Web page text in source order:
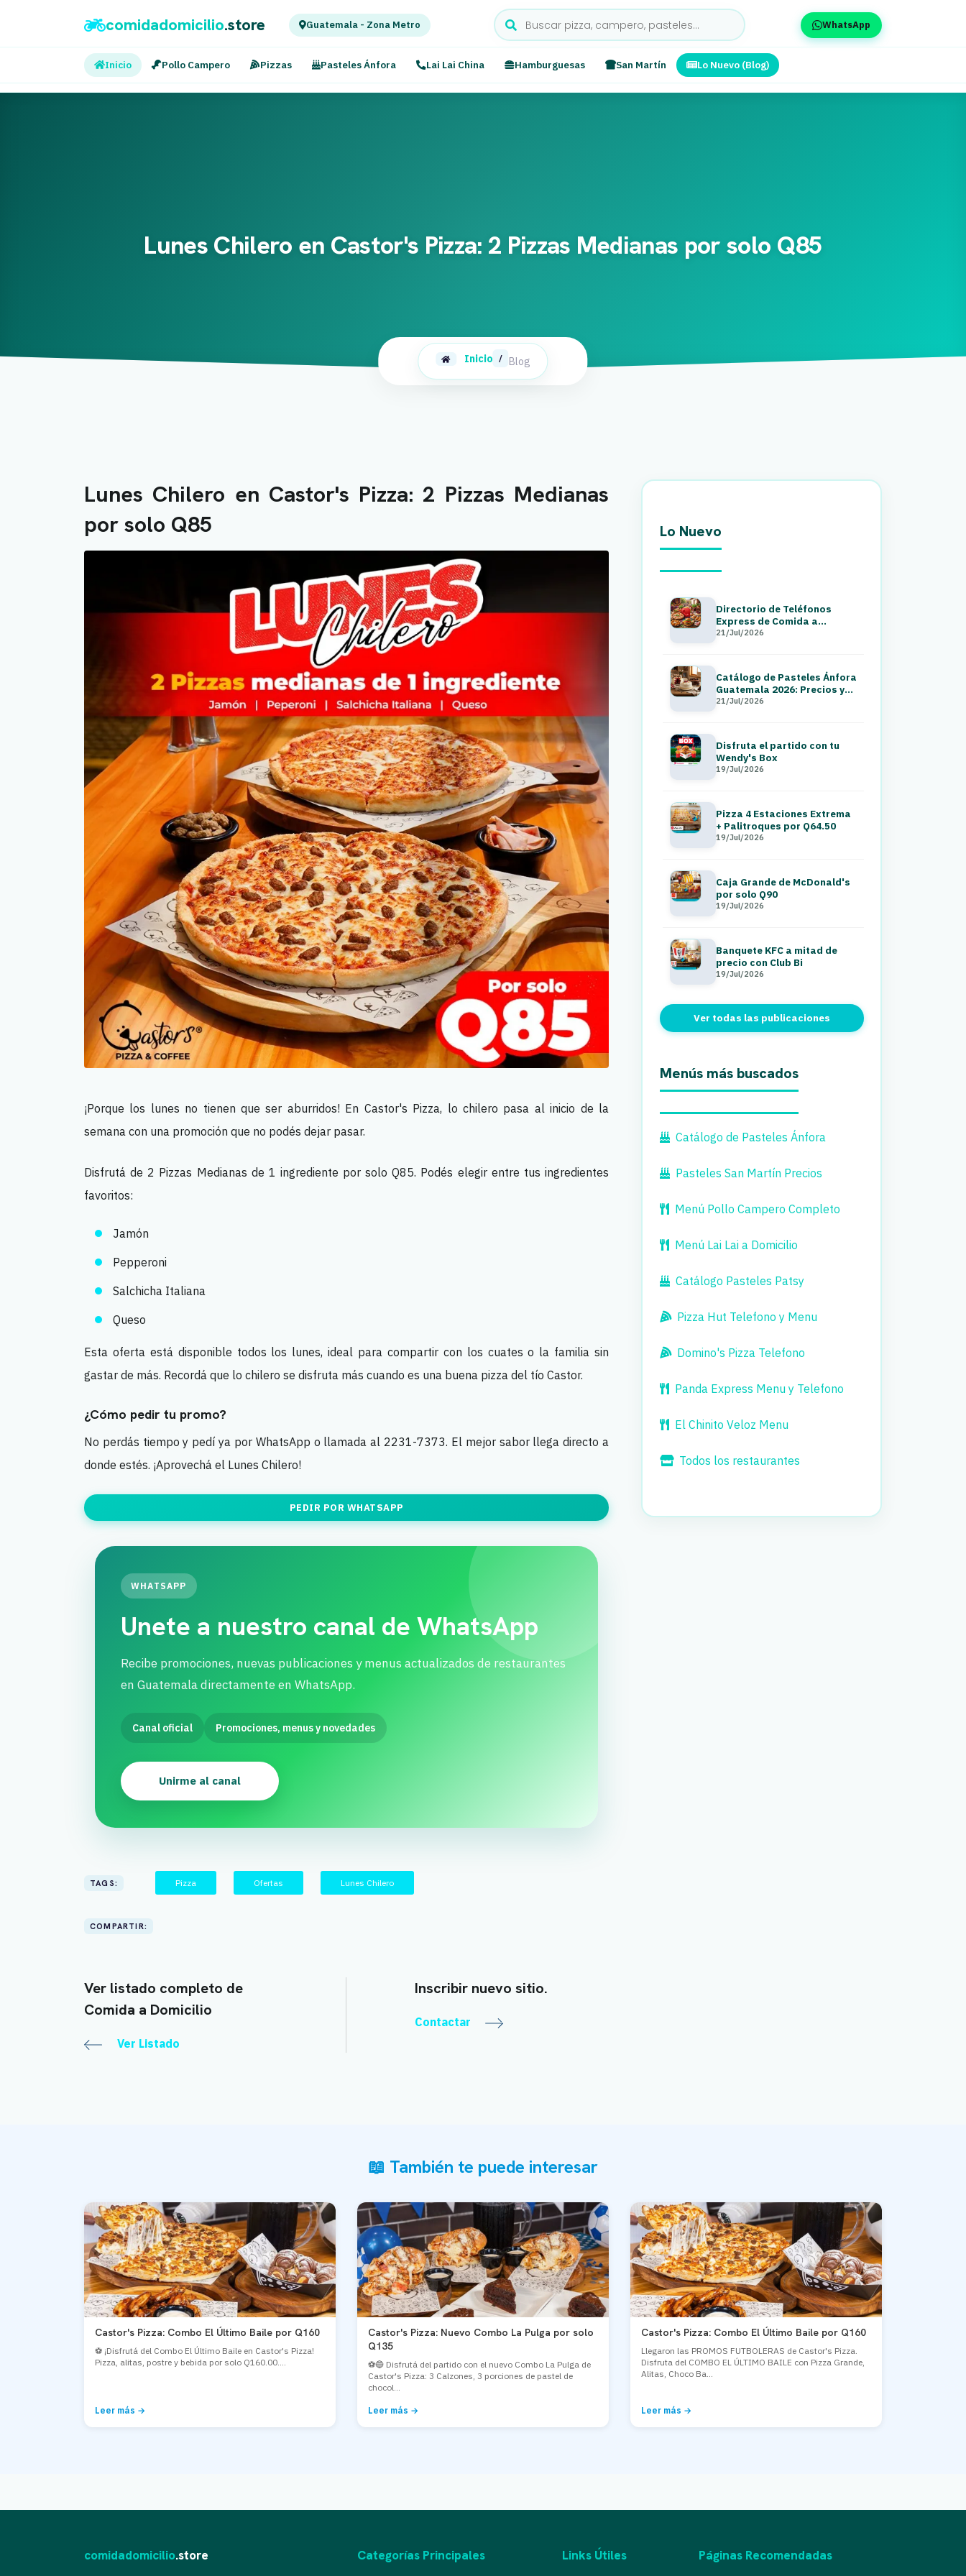
comidadomicilio.store Guatemala - Zona Metro WhatsApp
Inicio Pollo Campero Pizzas Pasteles Ánfora Lai Lai China Hamburguesas San Martín Lo Nuevo (Blog)
Lunes Chilero en Castor's Pizza: 2 Pizzas Medianas por solo Q85
Inicio / Blog
Lunes Chilero en Castor's Pizza: 2 Pizzas Medianas
por solo Q85
¡Porque los lunes no tienen que ser aburridos! En Castor's Pizza, lo chilero pasa al inicio de la
semana con una promoción que no podés dejar pasar.
Disfrutá de 2 Pizzas Medianas de 1 ingrediente por solo Q85. Podés elegir entre tus ingredientes
favoritos:
Jamón
Pepperoni
Salchicha Italiana
Queso
Esta oferta está disponible todos los lunes, ideal para compartir con los cuates o la familia sin
gastar de más. Recordá que lo chilero se disfruta más cuando es una buena pizza del tío Castor.
¿Cómo pedir tu promo?
No perdás tiempo y pedí ya por WhatsApp o llamada al 2231-7373. El mejor sabor llega directo a
donde estés. ¡Aprovechá el Lunes Chilero!
PEDIR POR WHATSAPP
WHATSAPP
Unete a nuestro canal de WhatsApp
Recibe promociones, nuevas publicaciones y menus actualizados de restaurantes
en Guatemala directamente en WhatsApp.
Canal oficial Promociones, menus y novedades
Unirme al canal
TAGS: Pizza Ofertas Lunes Chilero
COMPARTIR:
Ver listado completo de
Comida a Domicilio
Ver Listado
Inscribir nuevo sitio.
Contactar
Lo Nuevo
Directorio de Teléfonos
Express de Comida a
Domicilio en Guatemala 2026
21/Jul/2026
Catálogo de Pasteles Ánfora
Guatemala 2026: Precios y
Menú a Domicilio
21/Jul/2026
Disfruta el partido con tu
Wendy's Box
19/Jul/2026
Pizza 4 Estaciones Extrema
+ Palitroques por Q64.50
19/Jul/2026
Caja Grande de McDonald's
por solo Q90
19/Jul/2026
Banquete KFC a mitad de
precio con Club Bi
19/Jul/2026
Ver todas las publicaciones
Menús más buscados
Catálogo de Pasteles Ánfora
Pasteles San Martín Precios
Menú Pollo Campero Completo
Menú Lai Lai a Domicilio
Catálogo Pasteles Patsy
Pizza Hut Telefono y Menu
Domino's Pizza Telefono
Panda Express Menu y Telefono
El Chinito Veloz Menu
Todos los restaurantes
📖 También te puede interesar
Castor's Pizza: Combo El Último Baile por Q160
⚽ ¡Disfrutá del Combo El Último Baile en Castor's Pizza!
Pizza, alitas, postre y bebida por solo Q160.00....
Leer más →
Castor's Pizza: Nuevo Combo La Pulga por solo
Q135
⚽🔵 Disfrutá del partido con el nuevo Combo La Pulga de
Castor's Pizza: 3 Calzones, 3 porciones de pastel de
chocol...
Leer más →
Castor's Pizza: Combo El Último Baile por Q160
Llegaron las PROMOS FUTBOLERAS de Castor's Pizza.
Disfruta del COMBO EL ÚLTIMO BAILE con Pizza Grande,
Alitas, Choco Ba...
Leer más →
comidadomicilio.store Categorías Principales Links Útiles Páginas Recomendadas